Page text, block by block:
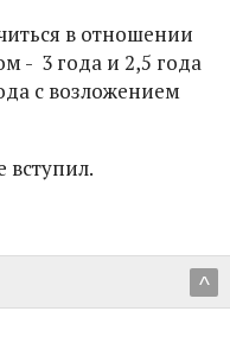
в отношении
- 3 года и 2,5 года
с возложением
вступил.
^